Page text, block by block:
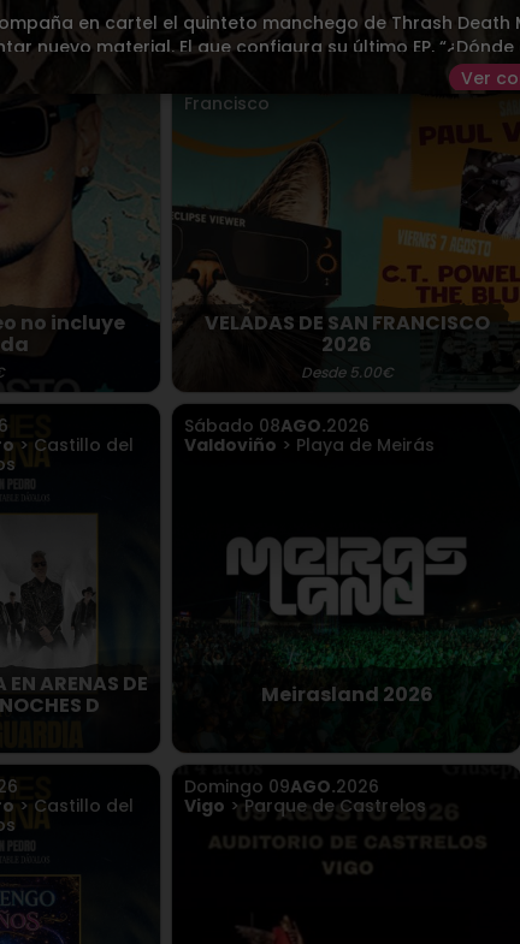
en cartel el quinteto manchego de Thrash Death
nuevo material. El que configura su último EP,
Ver
no incluye
Viernes
Francisco
VELADAS DE SAN FRANCISCO
2026
Desde 5.00€
> Castillo del
ARENAS DE
D
Sábado 08AGO.2026
Valdoviño > Playa de Meirás
Meirasland 2026
> Castillo del
Domingo 09AGO.2026
Vigo > Parque de Castrelos